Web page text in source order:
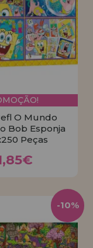
O Mundo
Bob Esponja
Peças
-10%